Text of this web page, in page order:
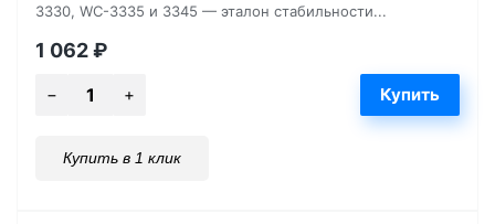
3330, WC-3335 и 3345 — эталон стабильности...
1 062₽
Купить в 1 клик